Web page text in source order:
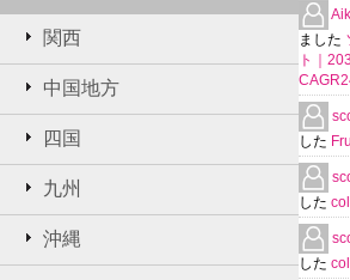
関西
中国地方
四国
九州
沖縄
ました
ト｜
した
した
した